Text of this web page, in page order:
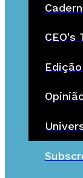
CEO's